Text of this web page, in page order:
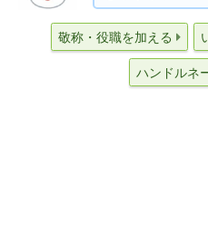
敬称・役職を加える
ハンドルネ